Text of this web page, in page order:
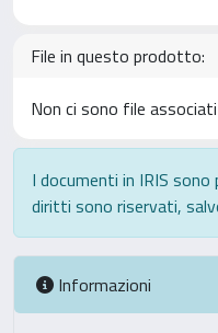
File in questo prodotto:
Non ci sono file
I documenti in IRIS
diritti sono riservati,
Informazioni